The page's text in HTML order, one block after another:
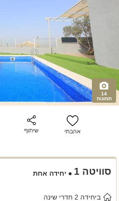
14
תמונות
אהבתי שיתוף
סוויטה 1 יחידה אחת
ביחידה 2 חדרי שינה